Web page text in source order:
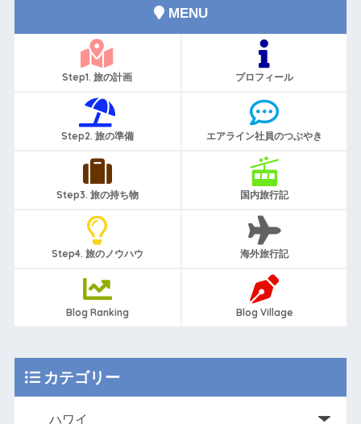
MENU
Step1. 旅の計画 プロフィール
Step2. 旅の準備 エアライン社員のつぶやき
Step3. 旅の持ち物 国内旅行記
Step4. 旅のノウハウ 海外旅行記
Blog Ranking Blog Village
カテゴリー